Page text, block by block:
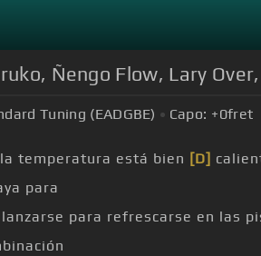
Ñengo Flow, Lary
Tuning (EADGBE) Capo: +0fret
temperatura está bien [D]
para
lanzarse para refrescarse en las